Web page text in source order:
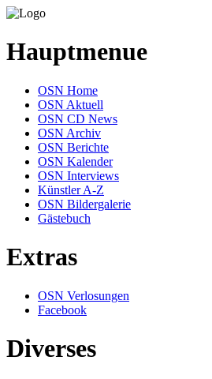
Hauptmenue
OSN Home
OSN Aktuell
OSN CD News
OSN Archiv
OSN Berichte
OSN Kalender
OSN Interviews
Künstler A-Z
OSN Bildergalerie
Gästebuch
Extras
OSN Verlosungen
Facebook
Diverses